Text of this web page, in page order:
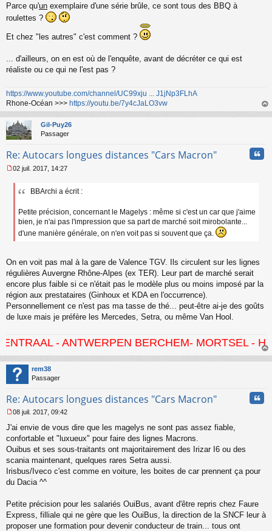
e
n
n
Parce qu'un exemplaire d'une série brûle, ce sont tous des BBQ à
roulettes ?
Et chez "les autres" c'est comment ?
... d'ailleurs, on en est où de l'enquête, avant de décréter ce qui est
réaliste ou ce qui ne l'est pas ?
https://www.youtube.com/channel/UC99xju ... J1jNp3FLhA
Rhone-Océan >>> https://youtu.be/7y4cJaLO3vw
au
Gil-Puy26
Passager
Re: Autocars longues distances "Cars Macron"
e
l
u
02 juil. 2017, 14:27
BBArchi a écrit :
Petite précision, concernant le Magelys : même si c'est un car que j'aime
bien, je n'ai pas l'impression que sa part de marché soit mirobolante...
d'une manière générale, on n'en voit pas si souvent que ça.
On en voit pas mal à la gare de Valence TGV. Ils circulent sur les lignes
régulières Auvergne Rhône-Alpes (ex TER). Leur part de marché serait
encore plus faible si ce n'était pas le modèle plus ou moins imposé par la
région aux prestataires (Ginhoux et KDA en l'occurrence).
Personnellement ce n'est pas ma tasse de thé... peut-être ai-je des goûts
de luxe mais je préfère les Mercedes, Setra, ou même Van Hool.
- ANTWERPEN BERCHEM- MORTSEL - HOVE -
au
rem38
Passager
Re: Autocars longues distances "Cars Macron"
e
s
g
e
n
u
08 juil. 2017, 09:42
J'ai envie de vous dire que les magelys ne sont pas assez fiable,
confortable et "luxueux" pour faire des lignes Macrons.
Ouibus et ses sous-traitants ont majoritairement des Irizar I6 ou des
scania maintenant, quelques rares Setra aussi.
Irisbus/Iveco c'est comme en voiture, les boites de car prennent ça pour
du Dacia ^^
Petite précision pour les salariés OuiBus, avant d'être repris chez Faure
Express, filliale qui ne gère que les OuiBus, la direction de la SNCF leur à
proposer une formation pour devenir conducteur de train... tous ont